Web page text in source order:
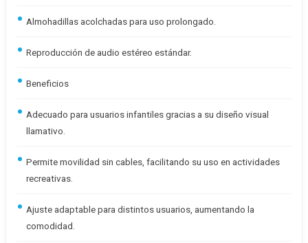
Almohadillas acolchadas para uso prolongado.
Reproducción de audio estéreo estándar.
Beneficios
Adecuado para usuarios infantiles gracias a su diseño visual
llamativo.
Permite movilidad sin cables, facilitando su uso en actividades
recreativas.
Ajuste adaptable para distintos usuarios, aumentando la
comodidad.